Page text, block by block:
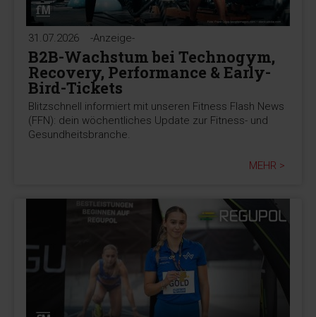
31.07.2026 -Anzeige-
B2B-Wachstum bei Technogym,
Recovery, Performance & Early-
Bird-Tickets
Blitzschnell informiert mit unseren Fitness Flash News
(FFN): dein wöchentliches Update zur Fitness- und
Gesundheitsbranche.
MEHR >